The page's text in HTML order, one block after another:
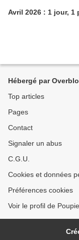
Avril 2026 : 1 jour, 1
Hébergé par
Top articles
Pages
Contact
Signaler un abus
C.G.U.
Cookies et données
Préférences cookies
Voir le profil de